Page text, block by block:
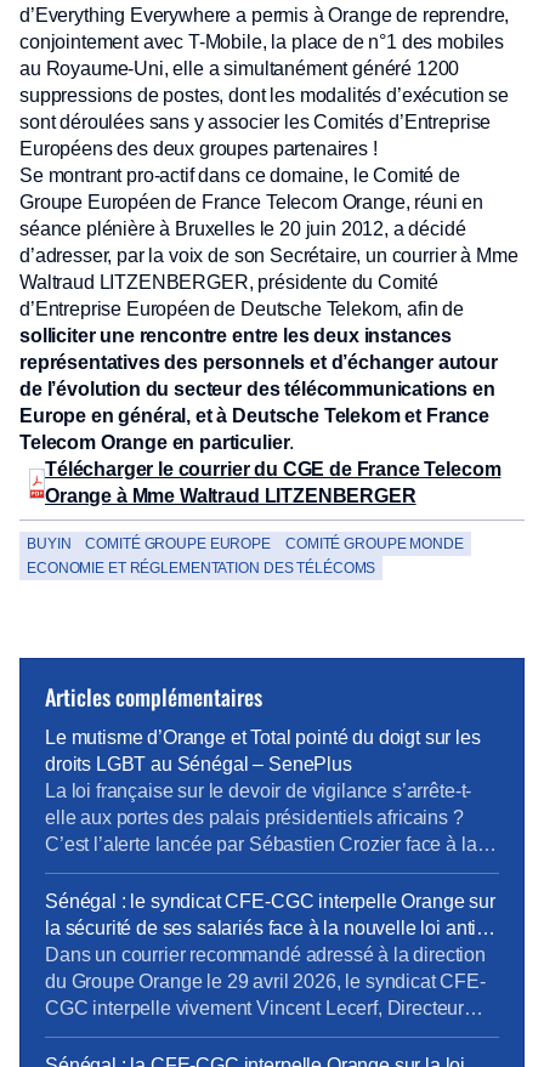
d’Everything Everywhere a permis à Orange de reprendre,
conjointement avec T-Mobile, la place de n°1 des mobiles
au Royaume-Uni, elle a simultanément généré 1200
suppressions de postes, dont les modalités d’exécution se
sont déroulées sans y associer les Comités d’Entreprise
Européens des deux groupes partenaires !
Se montrant pro-actif dans ce domaine, le Comité de
Groupe Européen de France Telecom Orange, réuni en
séance plénière à Bruxelles le 20 juin 2012, a décidé
d’adresser, par la voix de son Secrétaire, un courrier à Mme
Waltraud LITZENBERGER, présidente du Comité
d’Entreprise Européen de Deutsche Telekom, afin de
solliciter une rencontre entre les deux instances
représentatives des personnels et d’échanger autour
de l’évolution du secteur des télécommunications en
Europe en général, et à Deutsche Telekom et France
Telecom Orange en particulier.
Télécharger le courrier du CGE de France Telecom
Orange à Mme Waltraud LITZENBERGER
BUYIN COMITÉ GROUPE EUROPE
COMITÉ GROUPE MONDE
ECONOMIE ET RÉGLEMENTATION DES TÉLÉCOMS
Articles complémentaires
Le mutisme d’Orange et Total pointé du doigt sur les
droits LGBT au Sénégal – SenePlus
La loi française sur le devoir de vigilance s’arrête-t-
elle aux portes des palais présidentiels africains ?
C’est l’alerte lancée par Sébastien Crozier face à la
nouvelle offensive pénale contre les homosexuels à
Dakar. […]Dans une tribune percutante publiée le 27
juin 2026 dans les colonnes du quotidien Libération,
Sébastien Crozier, président de la CFE-CGC Orange
[…]
Sénégal : le syndicat CFE-CGC interpelle Orange sur
la sécurité de ses salariés face à la nouvelle loi anti-
LGBT+ – Pressafrik
Dans un courrier recommandé adressé à la direction
du Groupe Orange le 29 avril 2026, le syndicat CFE-
CGC interpelle vivement Vincent Lecerf, Directeur
Exécutif des Ressources Humaines, sur le sort des
salariés au Sénégal. Cette alerte fait suite à la